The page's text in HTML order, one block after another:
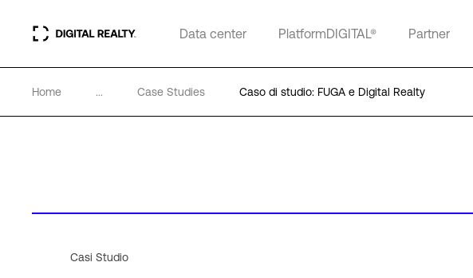
Data center PlatformDIGITAL® Partner
Home ... Case Studies Caso di studio: FUGA e Digital Realty
Casi Studio